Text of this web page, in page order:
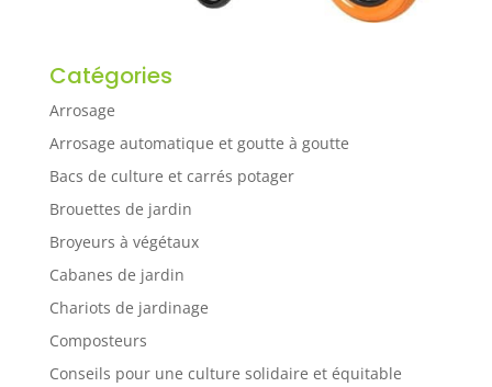
Catégories
Arrosage
Arrosage automatique et goutte à goutte
Bacs de culture et carrés potager
Brouettes de jardin
Broyeurs à végétaux
Cabanes de jardin
Chariots de jardinage
Composteurs
Conseils pour une culture solidaire et équitable